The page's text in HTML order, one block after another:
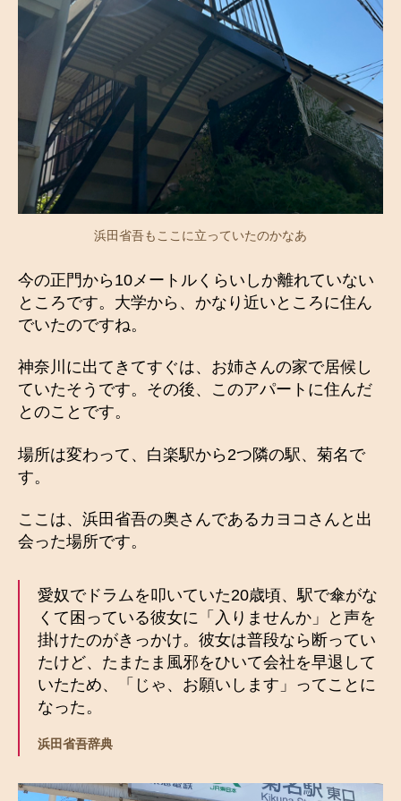
浜田省吾もここに立っていたのかなあ
今の正門から10メートルくらいしか離れていない
ところです。大学から、かなり近いところに住ん
でいたのですね。
神奈川に出てきてすぐは、お姉さんの家で居候し
ていたそうです。その後、このアパートに住んだ
とのことです。
場所は変わって、白楽駅から2つ隣の駅、菊名で
す。
ここは、浜田省吾の奥さんであるカヨコさんと出
会った場所です。
愛奴でドラムを叩いていた20歳頃、駅で傘がな
くて困っている彼女に「入りませんか」と声を
掛けたのがきっかけ。彼女は普段なら断ってい
たけど、たまたま風邪をひいて会社を早退して
いたため、「じゃ、お願いします」ってことに
なった。
浜田省吾辞典